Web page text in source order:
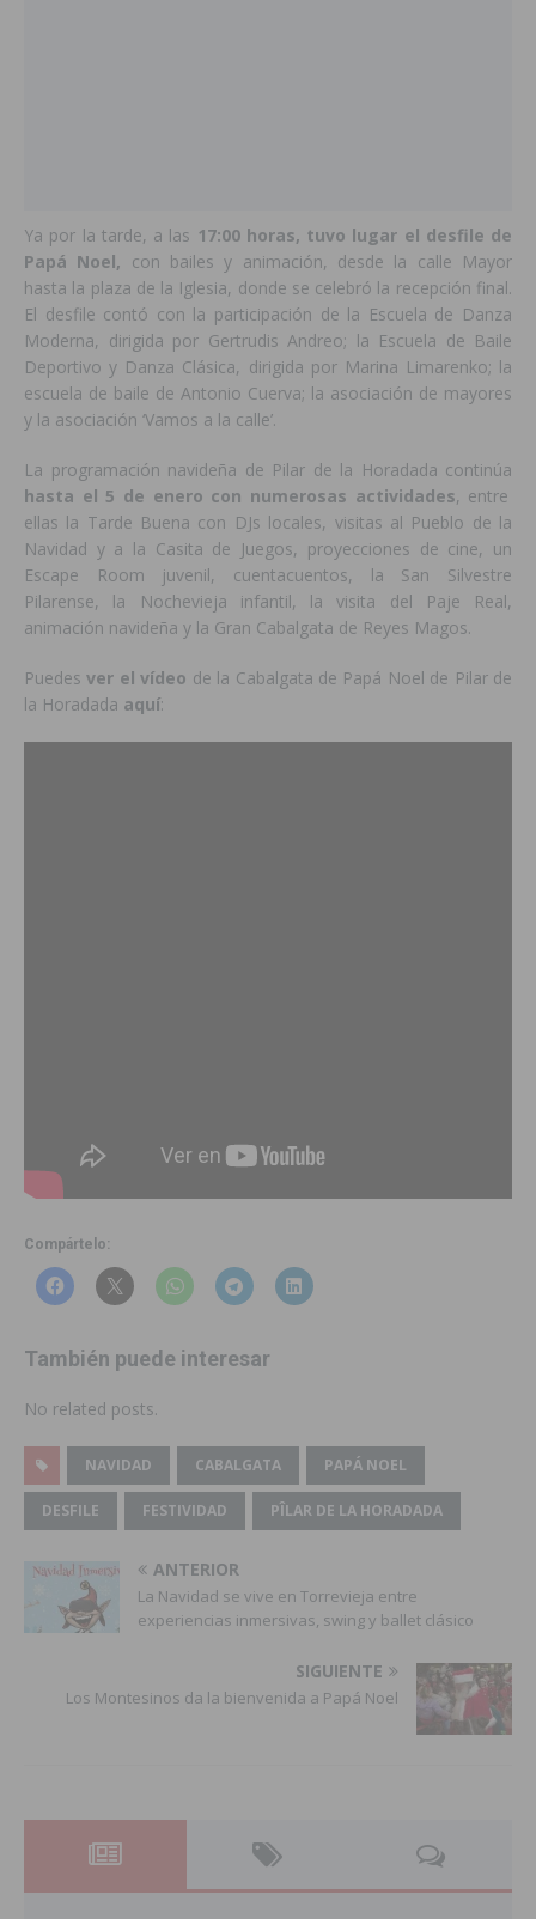
Ya por la tarde, a las 17:00 horas, tuvo lugar el desfile de
Papá Noel, con bailes y animación, desde la calle Mayor
hasta la plaza de la Iglesia, donde se celebró la recepción final.
El desfile contó con la participación de la Escuela de Danza
Moderna, dirigida por Gertrudis Andreo; la Escuela de Baile
Deportivo y Danza Clásica, dirigida por Marina Limarenko; la
escuela de baile de Antonio Cuerva; la asociación de mayores
y la asociación ‘Vamos a la calle’.
La programación navideña de Pilar de la Horadada continúa
hasta el 5 de enero con numerosas actividades, entre
ellas la Tarde Buena con DJs locales, visitas al Pueblo de la
Navidad y a la Casita de Juegos, proyecciones de cine, un
Escape Room juvenil, cuentacuentos, la San Silvestre
Pilarense, la Nochevieja infantil, la visita del Paje Real,
animación navideña y la Gran Cabalgata de Reyes Magos.
Puedesver el vídeo de la Cabalgata de Papá Noel de Pilar de
la Horadada aquí:
Compártelo:
También puede interesar
No related posts.
NAVIDAD CABALGATA PAPÁ NOEL
DESFILE FESTIVIDAD PÎLAR DE LA HORADADA
ANTERIOR
La Navidad se vive en Torrevieja entre
experiencias inmersivas, swing y ballet clásico
SIGUIENTE
Los Montesinos da la bienvenida a Papá Noel